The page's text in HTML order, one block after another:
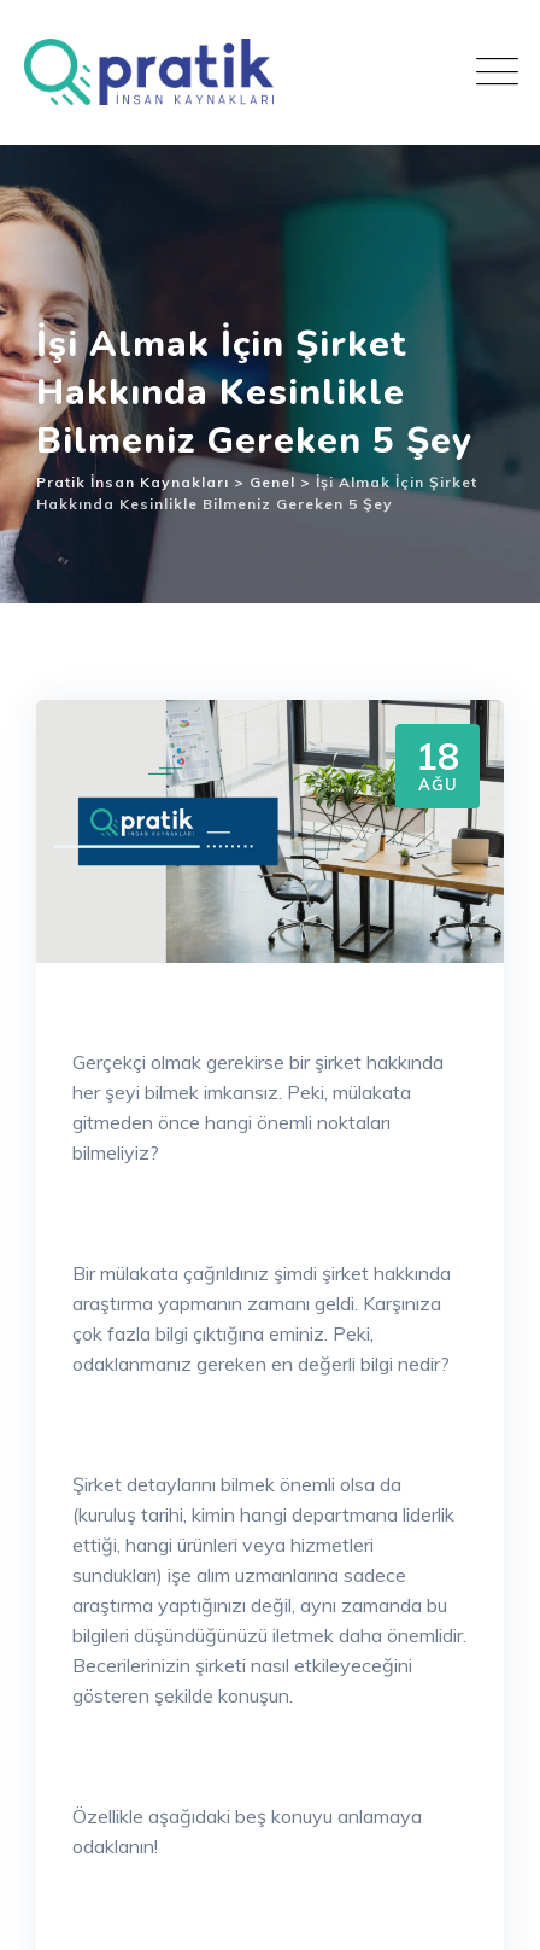
İşi Almak İçin Şirket
Hakkında Kesinlikle
Bilmeniz Gereken 5 Şey
Pratik İnsan Kaynakları > Genel >İşi Almak İçin Şirket
Hakkında Kesinlikle Bilmeniz Gereken 5 Şey
18
AĞU
Gerçekçi olmak gerekirse bir şirket hakkında
her şeyi bilmek imkansız. Peki, mülakata
gitmeden önce hangi önemli noktaları
bilmeliyiz?
Bir mülakata çağrıldınız şimdi şirket hakkında
araştırma yapmanın zamanı geldi. Karşınıza
çok fazla bilgi çıktığına eminiz. Peki,
odaklanmanız gereken en değerli bilgi nedir?
Şirket detaylarını bilmek önemli olsa da
(kuruluş tarihi, kimin hangi departmana liderlik
ettiği, hangi ürünleri veya hizmetleri
sundukları) işe alım uzmanlarına sadece
araştırma yaptığınızı değil, aynı zamanda bu
bilgileri düşündüğünüzü iletmek daha önemlidir.
Becerilerinizin şirketi nasıl etkileyeceğini
gösteren şekilde konuşun.
Özellikle aşağıdaki beş konuyu anlamaya
odaklanın!